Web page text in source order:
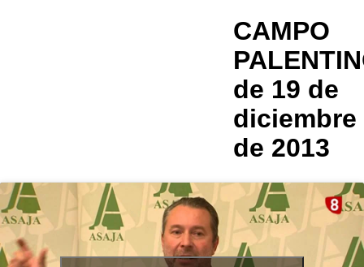
CAMPO
de 19 de
diciembre
de 2013